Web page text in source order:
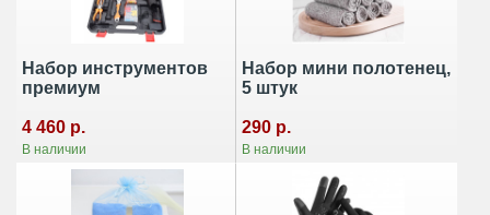
Набор инструментов
премиум
4 460 р.
В наличии
Набор мини полотенец,
5 штук
290 р.
В наличии